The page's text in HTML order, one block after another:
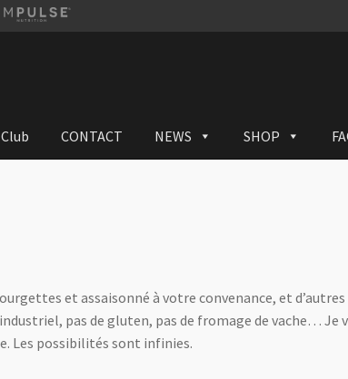
CONTACT NEWS SHOP
et assaisonné à votre convenance, et
pas de gluten, pas de fromage de vache… Je
Les possibilités sont infinies.